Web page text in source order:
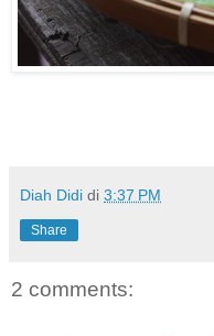
Diah Didi di 3:37 PM
Share
2 comments: